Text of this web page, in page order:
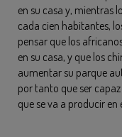
en su casa y, mientras
cada cien habitantes,
pensar que los
en su casa, y que los
aumentar su parque
por tanto que ser
que se va a producir en